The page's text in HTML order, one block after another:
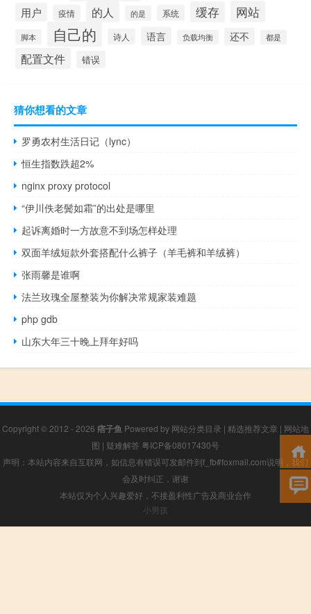
用户 疫情 的人 的是 系统 缓存 网站
脚本 自己的 诗人 语言 负载均衡 还不 都是
配置文件 错误
猜你想看的文章
罗勇农村生活日记（lync）
恒生指数跌超2%
nginx proxy protocol
“伊川佚老鬓如霜”的出处是哪里
起诉离婚时一方故意不到场怎样处理
双面羊绒短款外套搭配什么裤子（羊毛裤和羊绒裤）
张雨馨是谁啊
法兰玫瑰全屋整装为你解决常规家装难题
php gdb
山东大年三十晚上拜年好吗
Copyright © 2012 - 2026 痞子鱼 Powered by 网站分类目录 | 精选推荐文章 | 网站地
图 | 疑难解答 粤ICP备08017430号
声明：本站内容来自互联网，如信息有错误可发邮件到f_fb#foxmail.com说明，我们
会及时纠正，谢谢
本站仅为个人兴趣爱好，不接盈利性广告及商业合作
小男孩